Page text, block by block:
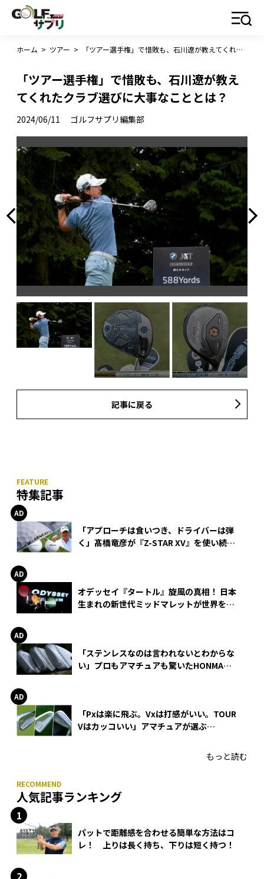
ホーム > ツアー > 「ツアー選手権」で惜敗も、石川遼が教えてくれたクラブ選びに大事なこととは？
「ツアー選手権」で惜敗も、石川遼が教え
てくれたクラブ選びに大事なこととは？
2024/06/11 ゴルフサプリ編集部
記事に戻る
特集記事
「アプローチは食いつき、ドライバーは弾
く」髙橋竜彦が『Z-STAR XV』を使い続け
オデッセイ『タートル』旋風の真相！ 日本
生まれの新世代ミッドマレットが世界を席
「ステンレスなのは言われないとわからな
い」プロもアマチュアも驚いたHONMA
「Pxは楽に飛ぶ。Vxは打感がいい。TOUR
Vはカッコいい」アマチュアが選ぶ
もっと読む
人気記事ランキング
パットで距離感を合わせる簡単な方法はコ
レ！ 上りは長く持ち、下りは短く持つ！